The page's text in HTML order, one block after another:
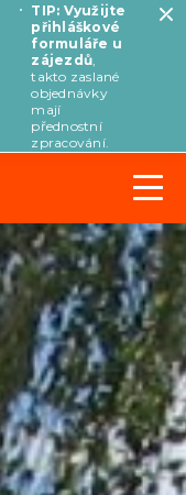
TIP: Využijte
přihláškové
formuláře u
zájezdů
takto zaslané
objednávky
mají
přednostní
zpracování.